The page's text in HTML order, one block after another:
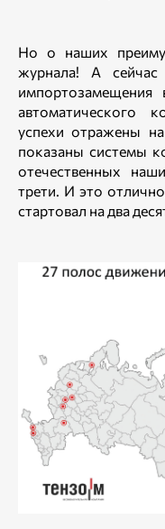
Но о наших
журнала! А сейчас
импортозамещения
автоматического
успехи отражены
показаны системы
отечественных
трети. И это
стартовал на два